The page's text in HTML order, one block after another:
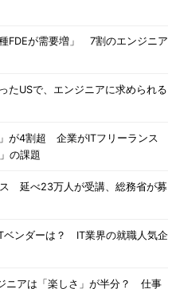
FDEが需要増」 7割のエンジニア
たUSで、エンジニアに求められる
が4割超 企業がITフリーランス
の課題
延べ23万人が受講、総務省が募
ベンダーは？ IT業界の就職人気企
ニアは「楽しさ」が半分？ 仕事